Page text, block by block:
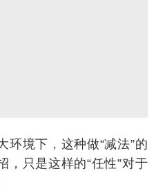
境下，这种做“减法”的
，只是这样的“任性”对于